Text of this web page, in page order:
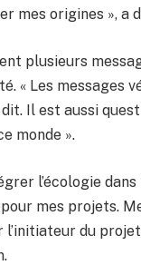
mes origines », a
plusieurs
« Les messages
Il est aussi
monde ».
l’écologie
pour mes projets.
l’initiateur du